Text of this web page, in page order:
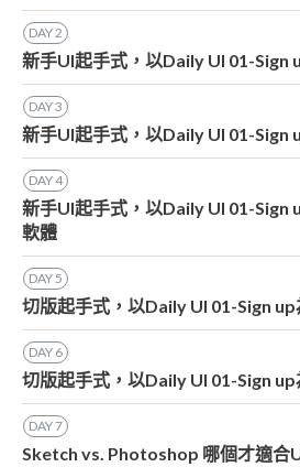
DAY2
新手UI起手式，以Daily UI 01-Sign
DAY3
新手UI起手式，以Daily UI 01-Sign
DAY4
新手UI起手式，以Daily UI 01-Sign
軟體
DAY5
切版起手式，以Daily UI 01-Sign
DAY 6
切版起手式，以Daily UI 01-Sign
DAY7
Sketch vs. Photoshop 哪個才適合